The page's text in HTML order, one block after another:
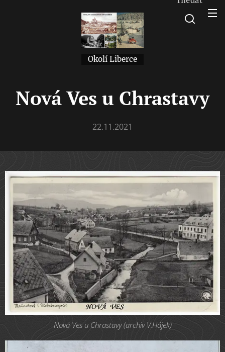
Okolí Liberce
Nová Ves u Chrastavy
22.11.2021
Nová Ves u Chrastavy (archiv V.Hájek)